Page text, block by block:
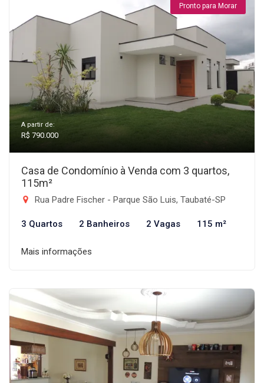
Pronto para Morar
A partir de:
R$ 790.000
Casa de Condomínio à Venda com 3 quartos,
115m²
Rua Padre Fischer - Parque São Luis, Taubaté-SP
3 Quartos 2 Banheiros 2 Vagas 115 m²
Mais informações